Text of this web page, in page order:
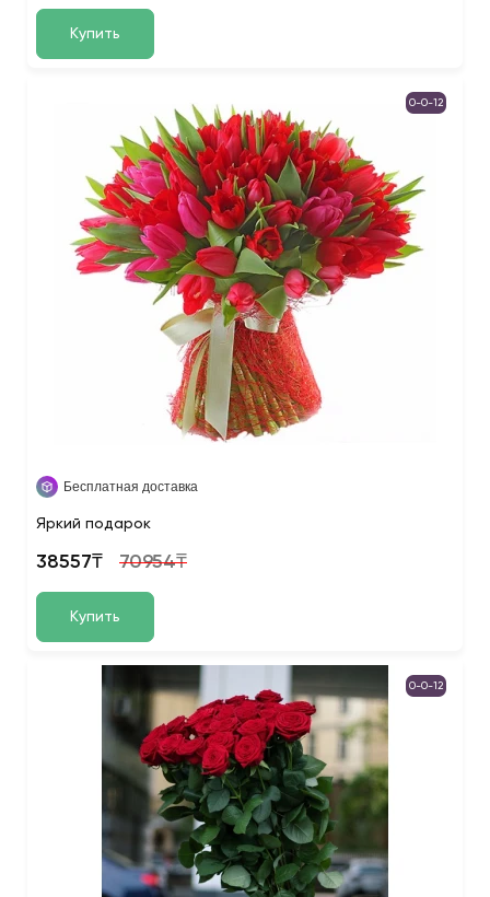
Купить
0-0-12
Бесплатная доставка
Яркий подарок
38557₸ 70954₸
Купить
0-0-12